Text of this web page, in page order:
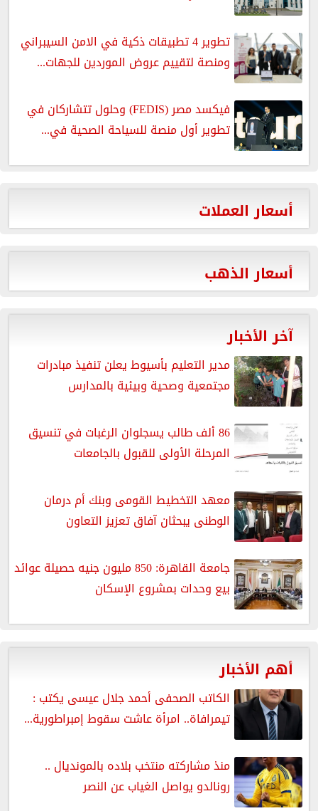
تطوير 4 تطبيقات ذكية في الامن السيبراني
ومنصة لتقييم عروض الموردين للجهات...
فيكسد مصر (FEDIS) وحلول تتشاركان في
تطوير أول منصة للسياحة الصحية في...
أسعار العملات
أسعار الذهب
آخر الأخبار
مدير التعليم بأسيوط يعلن تنفيذ مبادرات
مجتمعية وصحية وبيئية بالمدارس
86 ألف طالب يسجلوان الرغبات في تنسيق
المرحلة الأولى للقبول بالجامعات
معهد التخطيط القومى وبنك أم درمان
الوطنى يبحثان آفاق تعزيز التعاون
جامعة القاهرة: 850 مليون جنيه حصيلة عوائد
بيع وحدات بمشروع الإسكان
أهم الأخبار
الكاتب الصحفى أحمد جلال عيسى يكتب :
تيمرافاة.. امرأة عاشت سقوط إمبراطورية...
منذ مشاركته منتخب بلاده بالمونديال ..
رونالدو يواصل الغياب عن النصر